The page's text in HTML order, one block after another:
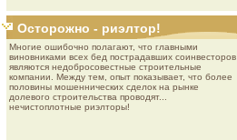
Осторожно - риэлтор!
Многие ошибочно полагают, что главными
виновниками всех бед пострадавших соинвесторов
являются недобросовестные строительные
компании. Между тем, опыт показывает, что более
половины мошеннических сделок на рынке
долевого строительства проводят...
нечистоплотные риэлторы!